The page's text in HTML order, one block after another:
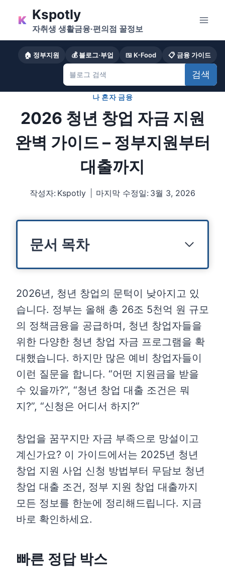
content
Kspotly
자취생 생활금융·편의점 꿀정보
🏠 정부지원 💰 블로그·부업 🍱 K-Food 📋 금융 가이드
검색
나 혼자 금융
2026 청년 창업 자금 지원
완벽 가이드 – 정부지원부터
대출까지
작성자: Kspotly 마지막 수정일: 3월 3, 2026
문서 목차
2026년, 청년 창업의 문턱이 낮아지고 있
습니다. 정부는 올해 총 26조 5천억 원 규모
의 정책금융을 공급하며, 청년 창업자들을
위한 다양한 청년 창업 자금 프로그램을 확
대했습니다. 하지만 많은 예비 창업자들이
이런 질문을 합니다. “어떤 지원금을 받을
수 있을까?”, “청년 창업 대출 조건은 뭐
지?”, “신청은 어디서 하지?”
창업을 꿈꾸지만 자금 부족으로 망설이고
계신가요? 이 가이드에서는 2025년 청년
창업 지원 사업 신청 방법부터 무담보 청년
창업 대출 조건, 정부 지원 창업 대출까지
모든 정보를 한눈에 정리해드립니다. 지금
바로 확인하세요.
빠른 정답 박스